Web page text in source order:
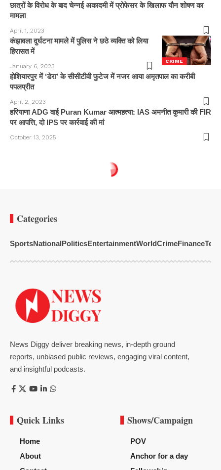
छात्रों के विरोध के बाद चेन्नई अकादमी में प्रोफेसर के खिलाफ यौन शोषण का
मामला
April 1, 2023
CRIME
कंझावला दुर्घटना मामले में पुलिस ने छठे व्यक्ति को लिया
हिरासत में
January 6, 2023
होशियारपुर में ‘डेरा’ के सीसीटीवी फुटेज में नजर आया अमृतपाल का करीबी
पपलप्रीत
April 2, 2023
हरियाणा ADG वाई Puran Kumar आत्महत्या: IAS अमनीत कुमारी की FIR
पर आपत्ति, दो IPS पर कार्रवाई की मां
October 13, 2025
Categories
SportsNationalPoliticsEntertainmentWorldCrimeFinance
News Diggy deliver breaking news, in-depth ground
reports, unbiased public reviews, engaging viral content,
and insightful podcasts.
Quick Links
Home
About
Shows/Campaign
POV
Anchor for a day